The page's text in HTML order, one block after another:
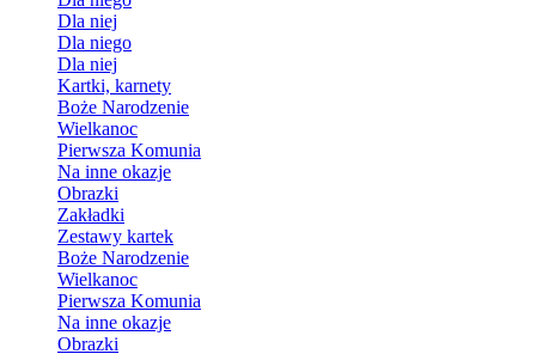
Dla niej
Dla niego
Dla niej
Kartki, karnety
Boże Narodzenie
Wielkanoc
Pierwsza Komunia
Na inne okazje
Obrazki
Zakładki
Zestawy kartek
Boże Narodzenie
Wielkanoc
Pierwsza Komunia
Na inne okazje
Obrazki